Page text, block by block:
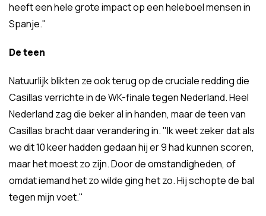
heeft een hele grote impact op een heleboel mensen in
Spanje."
De teen
Natuurlijk blikten ze ook terug op de cruciale redding die
Casillas verrichte in de WK-finale tegen Nederland. Heel
Nederland zag die beker al in handen, maar de teen van
Casillas bracht daar verandering in. "Ik weet zeker dat als
we dit 10 keer hadden gedaan hij er 9 had kunnen scoren,
maar het moest zo zijn. Door de omstandigheden, of
omdat iemand het zo wilde ging het zo. Hij schopte de bal
tegen mijn voet."